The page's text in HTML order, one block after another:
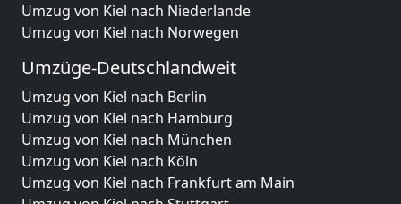
Umzug von Kiel nach Niederlande
Umzug von Kiel nach Norwegen
Umzüge-Deutschlandweit
Umzug von Kiel nach Berlin
Umzug von Kiel nach Hamburg
Umzug von Kiel nach München
Umzug von Kiel nach Köln
Umzug von Kiel nach Frankfurt am Main